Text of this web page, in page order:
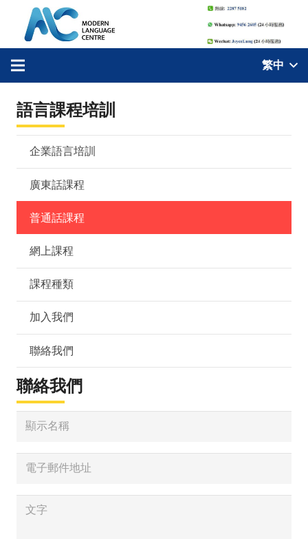
繁中
語言課程培訓
企業語言培訓
廣東話課程
普通話課程
網上課程
課程種類
加入我們
聯絡我們
聯絡我們